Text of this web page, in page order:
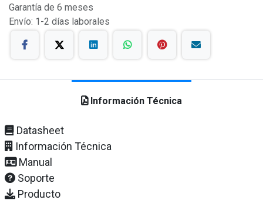
Garantía de 6 meses
Envío: 1-2 días laborales
Información Técnica
Datasheet
Información Técnica
Manual
Soporte
Producto